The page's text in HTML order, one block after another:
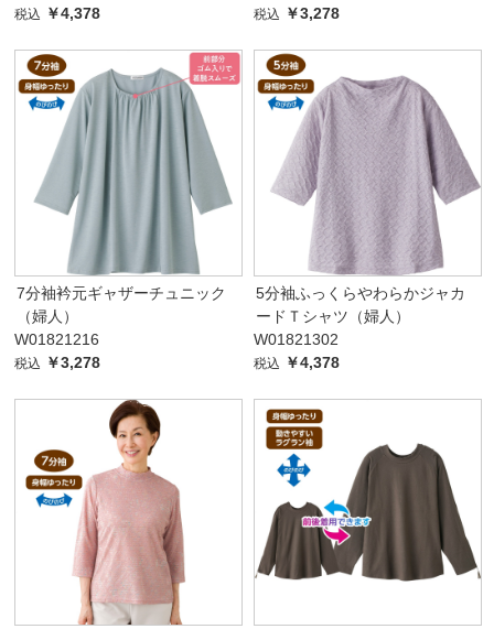
税込 ￥4,378 税込 ￥3,278
7分袖衿元ギャザーチュニック
（婦人）
W01821216
税込 ￥3,278
5分袖ふっくらやわらかジャカ
ードＴシャツ（婦人）
W01821302
税込 ￥4,378